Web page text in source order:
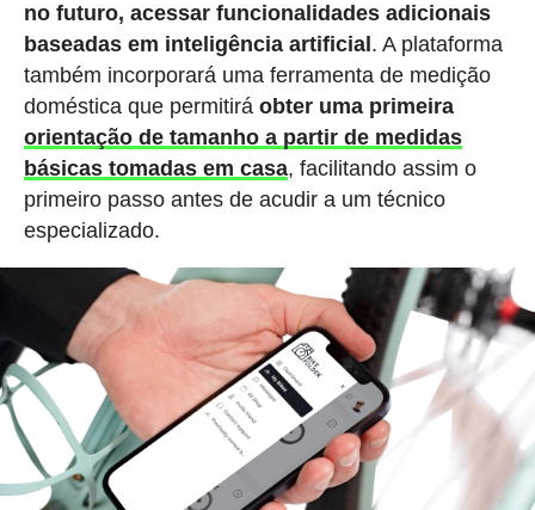
no futuro, acessar funcionalidades adicionais
baseadas em inteligência artificial . A plataforma
também incorporará uma ferramenta de medição
doméstica que permitirá obter uma primeira
orientação de tamanho a partir de medidas
básicas tomadas em casa, facilitando assim o
primeiro passo antes de acudir a um técnico
especializado.